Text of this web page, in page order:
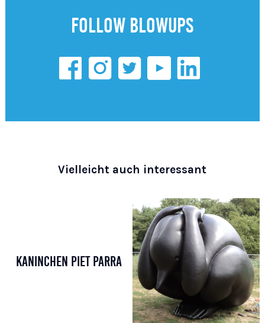
Follow Blowups
Vielleicht auch interessant
KANINCHEN PIET PARRA